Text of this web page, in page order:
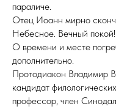
параличе.
Отец Иоанн мирно
Небесное. Вечный покой!
О времени и месте
дополнительно.
Протодиакон Владимир
кандидат
профессор, член